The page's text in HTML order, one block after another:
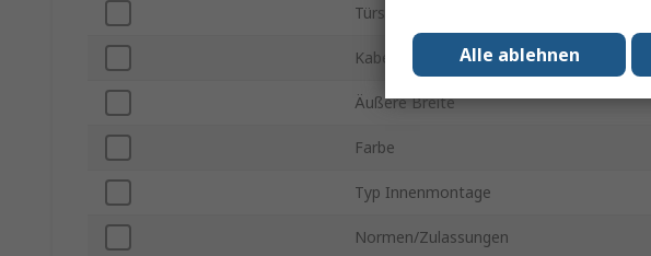
Türschloss-Typ
Kabeleinführungsplatte
Äußere Breite
Farbe
Typ Innenmontage
Normen/Zulassungen
Alle ablehnen